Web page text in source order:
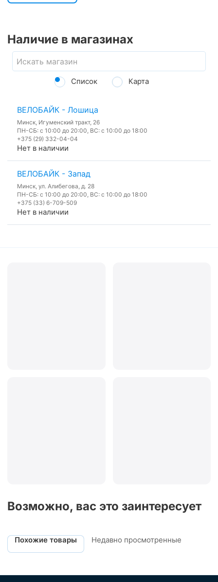
Наличие в магазинах
Список Карта
ВЕЛОБАЙК - Лошица
Минск, Игуменский тракт, 26
ПН-СБ: с 10:00 до 20:00, ВС: с 10:00 до 18:00
+375 (29) 332-04-04
Нет в наличии
ВЕЛОБАЙК - Запад
Минск, ул. Алибегова, д. 28
ПН-СБ: с 10:00 до 20:00, ВС: с 10:00 до 18:00
+375 (33) 6-709-509
Нет в наличии
Возможно, вас это заинтересует
Похожие товары Недавно просмотренные